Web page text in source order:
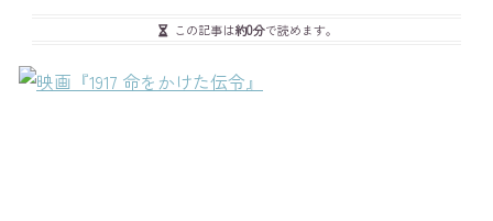
この記事は約0分で読めます。